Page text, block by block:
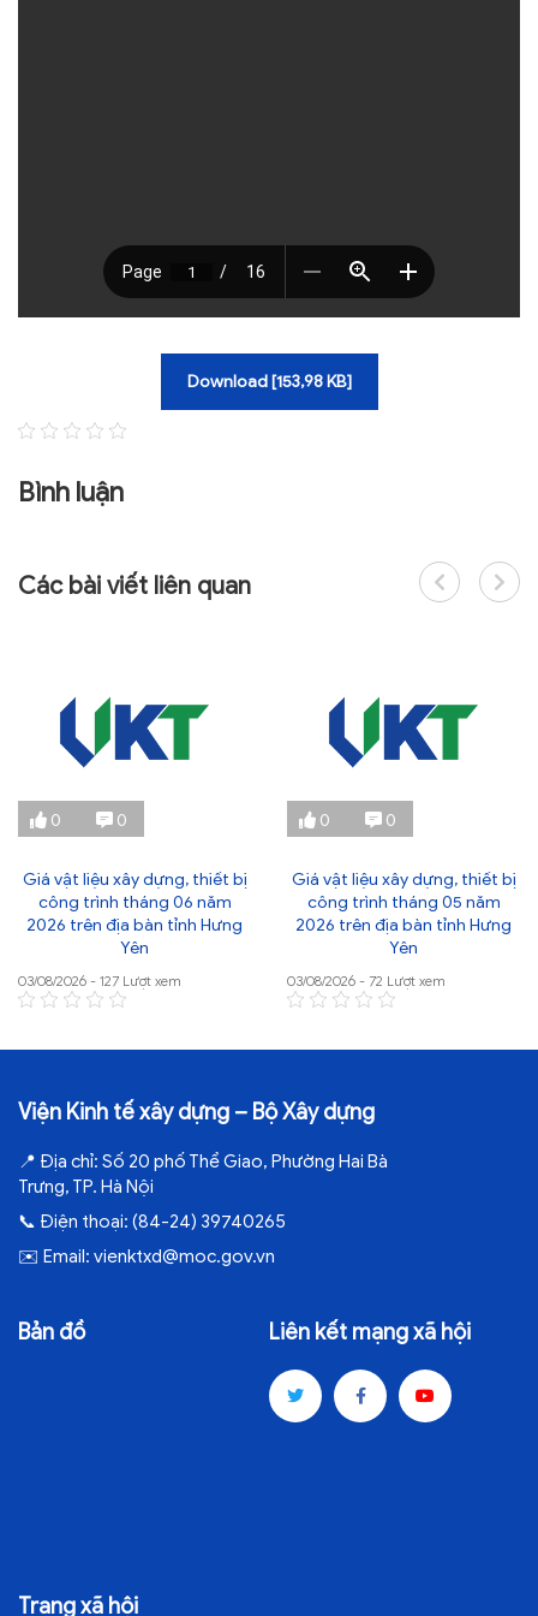
Download [153,98 KB]
Bình luận
Các bài viết liên quan
0 0
Giá vật liệu xây dựng, thiết bị
công trình tháng 06 năm
2026 trên địa bàn tỉnh Hưng
Yên
03/08/2026 - 127 Lượt xem
0 0
Giá vật liệu xây dựng, thiết bị
công trình tháng 05 năm
2026 trên địa bàn tỉnh Hưng
Yên
03/08/2026 - 72 Lượt xem
Viện Kinh tế xây dựng – Bộ Xây dựng
📍 Địa chỉ: Số 20 phố Thể Giao, Phường Hai Bà
Trưng, TP. Hà Nội
📞 Điện thoại: (84-24) 39740265
✉️ Email: vienktxd@moc.gov.vn
Bản đồ Liên kết mạng xã hội
Trang xã hội